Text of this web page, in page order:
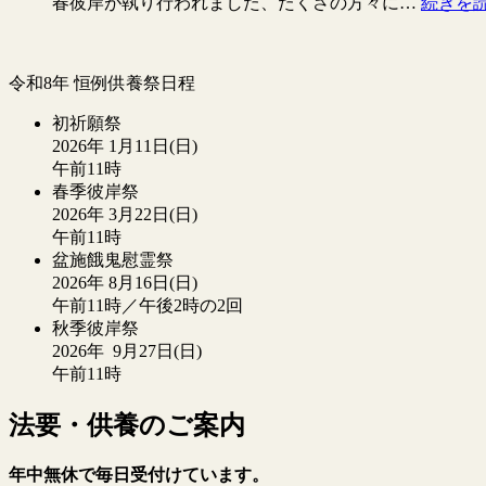
令和8年 恒例供養祭日程
初祈願祭
2026年 1月11日(日)
午前11時
春季彼岸祭
2026年 3月22日(日)
午前11時
盆施餓鬼慰霊祭
2026年 8月16日(日)
午前11時／午後2時の2回
秋季彼岸祭
2026年 9月27日(日)
午前11時
法要・供養のご案内
年中無休で毎日受付けています。